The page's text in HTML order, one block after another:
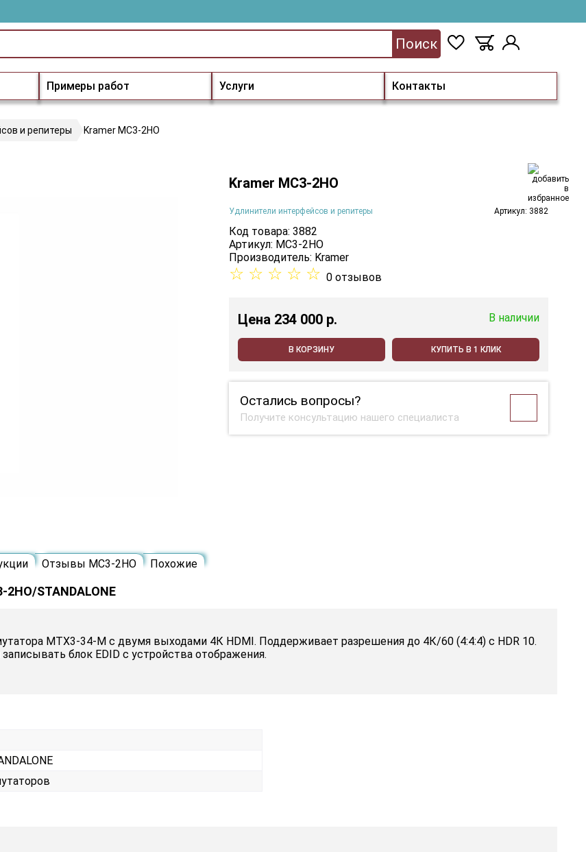
Примеры работ Услуги Контакты
Поиск
и репитеры Kramer MC3-2HO
Kramer MC3-2HO
Удлинители интерфейсов и репитеры Артикул: 3882
Код товара: 3882
Артикул: MC3-2HO
Производитель: Kramer
☆ ☆ ☆ ☆ ☆ 0 отзывов
Цена 234 000 p. В наличии
В КОРЗИНУ КУПИТЬ В 1 КЛИК
Остались вопросы?
Получите консультацию нашего специалиста
Отзывы MC3-2HO Похожие
STANDALONE
MTX3-34-M c двумя выходами 4К HDMI. Поддерживает разрешения до 4К/60 (4:4:4) с HDR 10.
блок EDID с устройства отображения.